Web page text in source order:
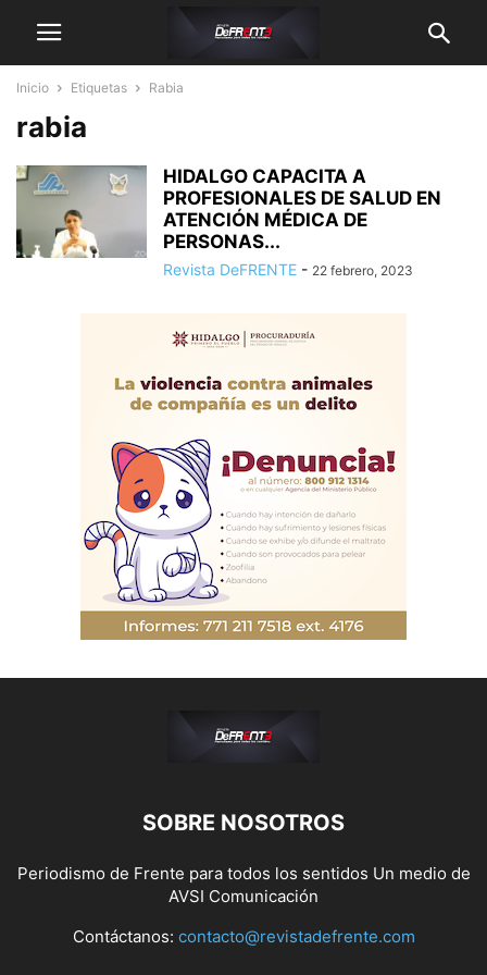
Inicio Etiquetas Rabia
rabia
HIDALGO CAPACITA A
PROFESIONALES DE SALUD EN
ATENCIÓN MÉDICA DE
PERSONAS...
Revista DeFRENTE - 22 febrero, 2023
SOBRE NOSOTROS
Periodismo de Frente para todos los sentidos Un medio de
AVSI Comunicación
Contáctanos: contacto@revistadefrente.com